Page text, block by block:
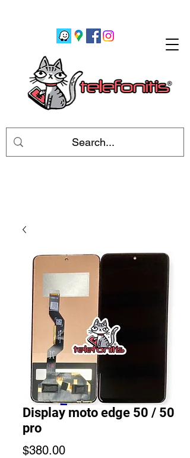
Display moto edge 50 / 50
pro
$380.00Precio